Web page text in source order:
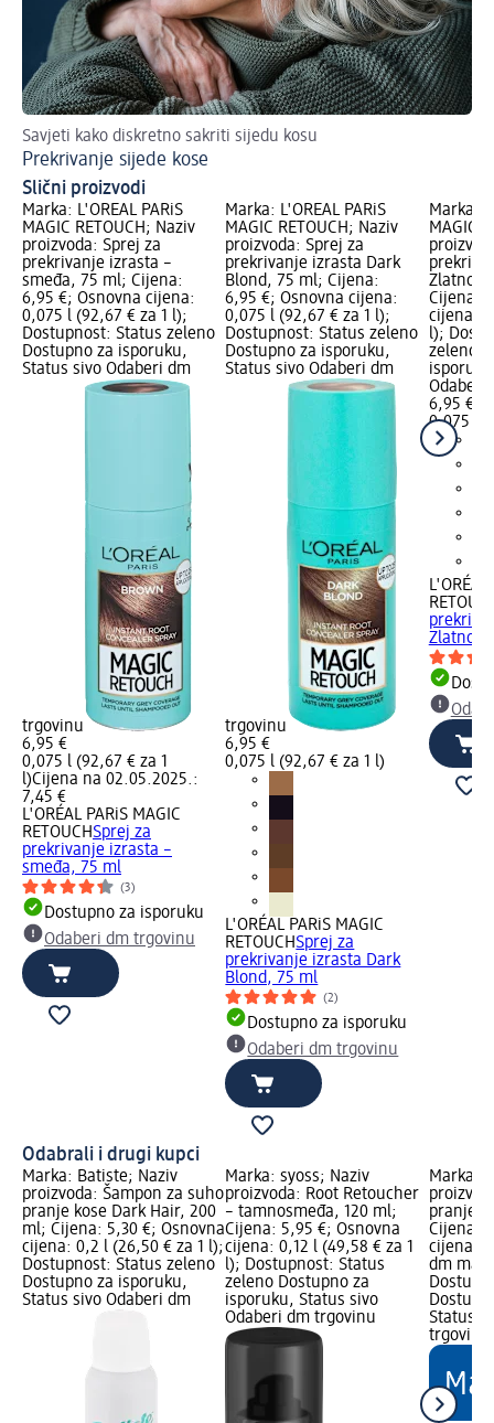
Savjeti kako diskretno sakriti sijedu kosu
Prekrivanje sijede kose
Slični proizvodi
Marka: L'ORÉAL PARiS
MAGIC RETOUCH; Naziv
proizvoda: Sprej za
prekrivanje izrasta –
smeđa, 75 ml; Cijena:
6,95 €; Osnovna cijena:
0,075 l (92,67 € za 1 l);
Dostupnost: Status zeleno
Dostupno za isporuku,
Status sivo Odaberi dm
trgovinu
6,95 €
0,075 l (92,67 € za 1
l)Cijena na 02.05.2025.:
7,45 €
L'ORÉAL PARiS MAGIC
RETOUCHSprej za
prekrivanje izrasta –
smeđa, 75 ml
(3)
Dostupno za isporuku
Odaberi dm trgovinu
Marka: L'ORÉAL PARiS
MAGIC RETOUCH; Naziv
proizvoda: Sprej za
prekrivanje izrasta Dark
Blond, 75 ml; Cijena:
6,95 €; Osnovna cijena:
0,075 l (92,67 € za 1 l);
Dostupnost: Status zeleno
Dostupno za isporuku,
Status sivo Odaberi dm
trgovinu
6,95 €
0,075 l (92,67 € za 1 l)
L'ORÉAL PARiS MAGIC
RETOUCHSprej za
prekrivanje izrasta Dark
Blond, 75 ml
(2)
Dostupno za isporuku
Odaberi dm trgovinu
Marka:
MAGIC
Cijena:
cijena:
l);
zeleno
Odaberi
6,95 €
0,075 l
Odabrali i drugi kupci
Marka: Batiste; Naziv
proizvoda: Šampon za suho
pranje kose Dark Hair, 200
ml; Cijena: 5,30 €; Osnovna
cijena: 0,2 l (26,50 € za 1 l);
Dostupnost: Status zeleno
Dostupno za isporuku,
Status sivo Odaberi dm
Marka: syoss; Naziv
proizvoda: Root Retoucher
– tamnosmeđa, 120 ml;
Cijena: 5,95 €; Osnovna
cijena: 0,12 l (49,58 € za 1
l); Dostupnost: Status
zeleno Dostupno za
isporuku, Status sivo
Odaberi dm trgovinu
Marka:
pranje
Cijena:
cijena:
dm
Status
trgovinu